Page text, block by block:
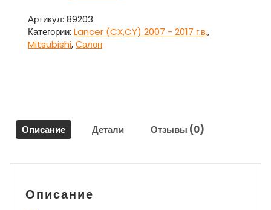
двери
передняя
левая
10
/
-
Артикул: 89203
Категории: Lancer (CX,CY) 2007 - 2017 г.в.,
Mitsubishi,Салон
Описание Детали Отзывы (0)
Описание